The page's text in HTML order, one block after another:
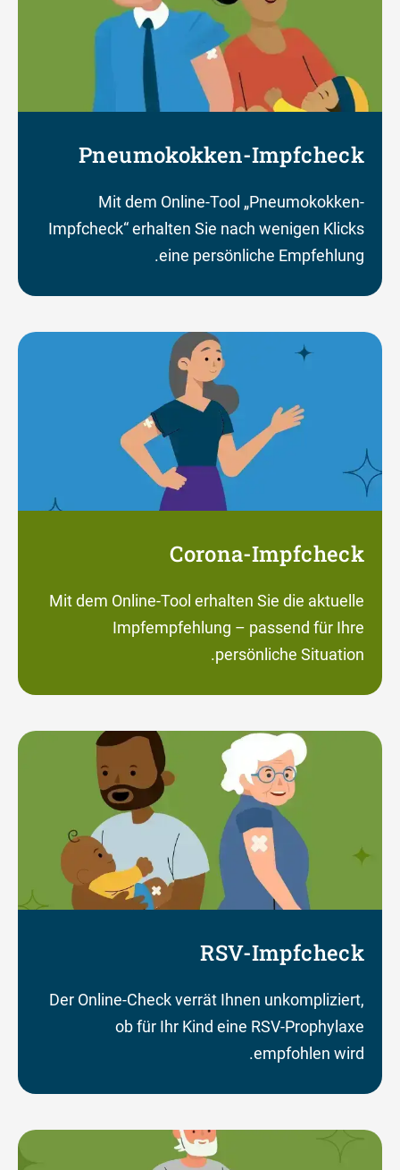
Pneumokokken-Impfcheck
Mit dem Online-Tool „Pneumokokken-
Impfcheck“ erhalten Sie nach wenigen Klicks
eine persönliche Empfehlung.
Corona-Impfcheck
Mit dem Online-Tool erhalten Sie die aktuelle
Impfempfehlung – passend für Ihre
persönliche Situation.
RSV-Impfcheck
Der Online-Check verrät Ihnen unkompliziert,
ob für Ihr Kind eine RSV-Prophylaxe
empfohlen wird.